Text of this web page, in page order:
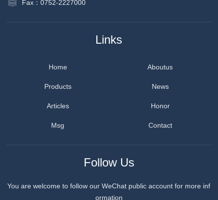
Fax：0752-2227000
Links
Home Aboutus
Products News
Articles Honor
Msg Contact
Follow Us
You are welcome to follow our WeChat public account for more inf
ormation